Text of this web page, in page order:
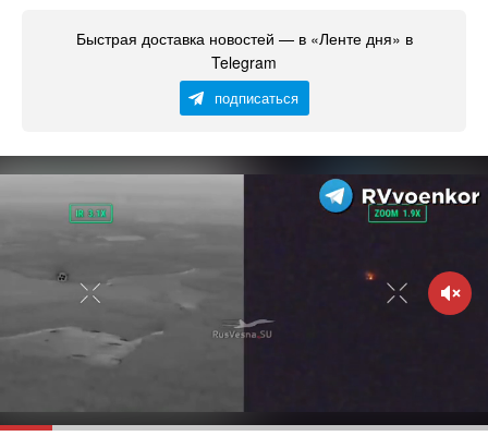
Быстрая доставка новостей — в «Ленте дня» в
Telegram
подписаться